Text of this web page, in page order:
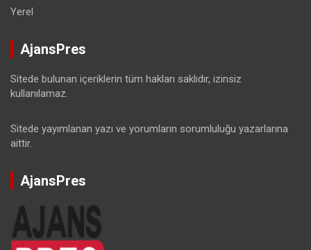
Yerel
AjansPres
Sitede bulunan içeriklerin tüm hakları saklıdır, izinsiz
kullanılamaz.
Sitede yayımlanan yazı ve yorumların sorumluluğu yazarlarına
aittir.
AjansPres